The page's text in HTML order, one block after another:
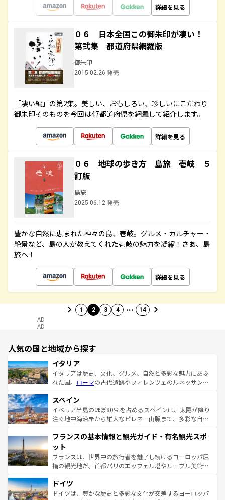
詳細を見る
０６ 日本全国この御朱印が凄い！
第弐集 都道府県網羅版
御朱印
2015.02.26 発売
「凄い編」の第2集。美しい、おもしろい、珍しいにこだわり
御朱印そのものを今回は47都道府県を網羅して紹介します。
詳細を見る
０６ 地球の歩き方 島旅 壱岐 ５
訂版
島旅
2025.06.12 発売
豊かな自然に恵まれた神々の島、壱岐。グルメ・カルチャー・
絶景など、島の人が教えてくれた壱岐の魅力を凝縮！さあ、島
旅へ！
詳細を見る
1 2 3 4 … 14
AD
AD
人気の国と地域から探す
イタリア
イタリアは歴史、文化、グルメ、自然と多彩な魅力にあふ
れた国。 ローマの古代遺跡やフィレンツェのルネッサンス
ろん、トスカーナの美しい田園風景やアマルフィ海岸の絶
景など、自然景観も見逃せない。観光の合間には、本場の
ピザやパスタなど、絶品のイタリア料理を堪能することも
ませてくれるイタリアで、忘れられない旅をしてみよう！
なお、新着のイタリア情報は
しい。
スペイン
イベリア半島のほぼ80％を占めるスペインは、太陽が降り
注ぐ地中海沿岸から雄大なピレネー山脈まで、多彩な自然
文化が根付くこの国では、情熱的なフラメンコ、熱気あふ
れる闘牛、そして美味しいタパスが生活の一部となってい
る。首都マドリードの洗練された雰囲気や、バルセロナの
アートに溢れた街角から、地方では古代ローマ遺跡や中世
せる。地方によって風土や気候が異なるスペインはその個
性で訪れる人を魅了する。 なお、新着のスペイン情報は コ
フランスの基本情報と観光ガイド・有名観光スポ
ット
フランスは、世界中の旅行者を魅了し続けるヨーロッパ屈
指の観光地だ。首都パリのエッフェル塔やルーブル美術館
で、幅広い魅力が詰まっている。華麗な宮殿、歴史的な大
聖堂、美しいビーチ、そして豊かな自然が、訪れる者を心
ドイツ
ドイツは、豊かな歴史と多彩な文化が交差するヨーロッパ